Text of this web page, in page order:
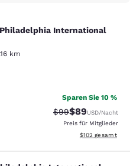
International
km
Gut. 3941 Bewertungen
Sparen Sie 10 %
Durchgestrichener
$99Vergünstigter
$89USD/Nacht
Preis für Mitglieder
Geschätzte
$102 gesamt